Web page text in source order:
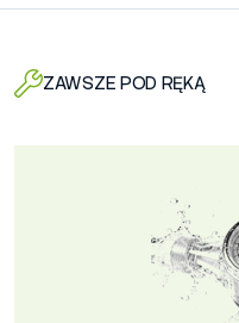
ZAWSZE POD RĘKĄ